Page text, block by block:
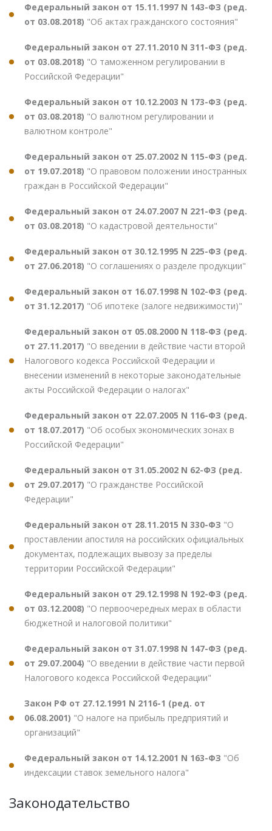
Федеральный закон от 15.11.1997 N 143-ФЗ (ред.
от 03.08.2018) "Об актах гражданского состояния"
Федеральный закон от 27.11.2010 N 311-ФЗ (ред.
от 03.08.2018) "О таможенном регулировании в
Российской Федерации"
Федеральный закон от 10.12.2003 N 173-ФЗ (ред.
от 03.08.2018) "О валютном регулировании и
валютном контроле"
Федеральный закон от 25.07.2002 N 115-ФЗ (ред.
от 19.07.2018) "О правовом положении иностранных
граждан в Российской Федерации"
Федеральный закон от 24.07.2007 N 221-ФЗ (ред.
от 03.08.2018) "О кадастровой деятельности"
Федеральный закон от 30.12.1995 N 225-ФЗ (ред.
от 27.06.2018) "О соглашениях о разделе продукции"
Федеральный закон от 16.07.1998 N 102-ФЗ (ред.
от 31.12.2017) "Об ипотеке (залоге недвижимости)"
Федеральный закон от 05.08.2000 N 118-ФЗ (ред.
от 27.11.2017) "О введении в действие части второй
Налогового кодекса Российской Федерации и
внесении изменений в некоторые законодательные
акты Российской Федерации о налогах"
Федеральный закон от 22.07.2005 N 116-ФЗ (ред.
от 18.07.2017) "Об особых экономических зонах в
Российской Федерации"
Федеральный закон от 31.05.2002 N 62-ФЗ (ред.
от 29.07.2017) "О гражданстве Российской
Федерации"
Федеральный закон от 28.11.2015 N 330-ФЗ "О
проставлении апостиля на российских официальных
документах, подлежащих вывозу за пределы
территории Российской Федерации"
Федеральный закон от 29.12.1998 N 192-ФЗ (ред.
от 03.12.2008) "О первоочередных мерах в области
бюджетной и налоговой политики"
Федеральный закон от 31.07.1998 N 147-ФЗ (ред.
от 29.07.2004) "О введении в действие части первой
Налогового кодекса Российской Федерации"
Закон РФ от 27.12.1991 N 2116-1 (ред. от
06.08.2001) "О налоге на прибыль предприятий и
организаций"
Федеральный закон от 14.12.2001 N 163-ФЗ "Об
индексации ставок земельного налога"
Законодательство